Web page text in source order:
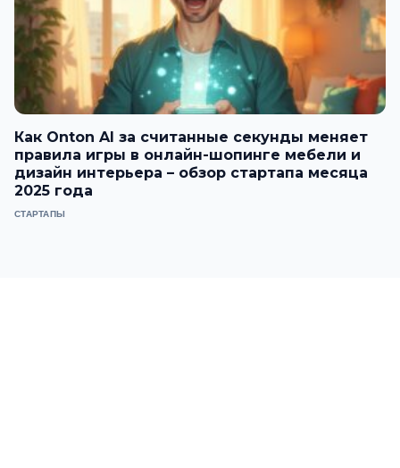
Как Onton AI за считанные секунды меняет
правила игры в онлайн-шопинге мебели и
дизайн интерьера – обзор стартапа месяца
2025 года
СТАРТАПЫ